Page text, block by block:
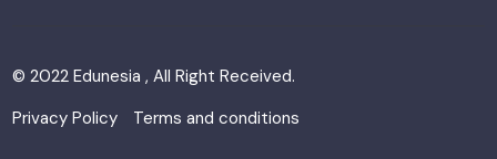
© 2022 Edunesia , All Right Received.
Privacy Policy
Terms and conditions